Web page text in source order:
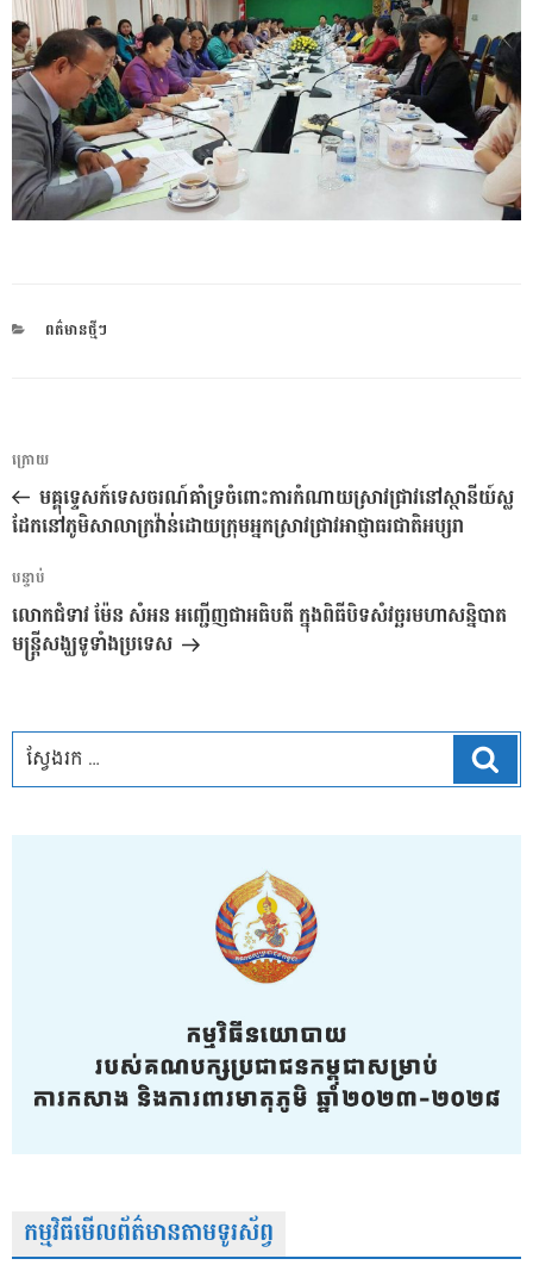
CATEGORIES
ពត៌មានថ្មីៗ
ការ​
នាំទិស​
ប្រកាស
អត្ថបទ
មុន
ក្រោយ
មគ្គុទ្ទេសក៍ទេសចរណ៍គាំទ្រចំពោះការកំណាយស្រាវជ្រាវនៅស្ថានីយ៍ស្ល
ដែកនៅភូមិសាលាក្រវ៉ាន់ដោយក្រុមអ្នកស្រាវជ្រាវអាជ្ញាធរជាតិអប្សរា
អត្ថបទ
បន្ទាប់
បន្ទាប់
លោកជំទាវ ម៉ែន សំអន អញ្ជើញជាអធិបតី ក្នុងពិធីបិទសំវច្ឆរមហាសន្និបាត
មន្ត្រីសង្ឃទូទាំងប្រទេស
កម្មវិធីមើលព័ត៌មានតាមទូរស័ព្វ